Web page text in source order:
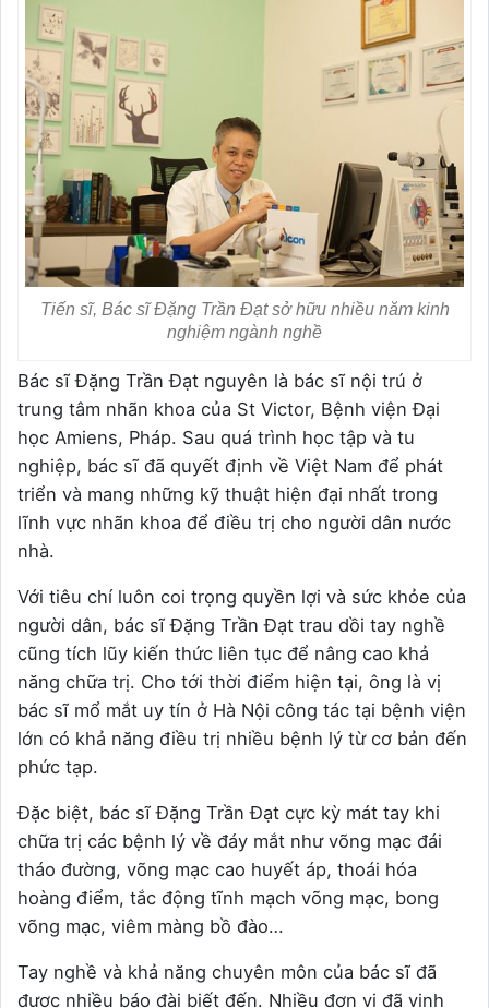
Tiến sĩ, Bác sĩ Đặng Trần Đạt sở hữu nhiều năm kinh
nghiệm ngành nghề
Bác sĩ Đặng Trần Đạt nguyên là bác sĩ nội trú ở
trung tâm nhãn khoa của St Victor, Bệnh viện Đại
học Amiens, Pháp. Sau quá trình học tập và tu
nghiệp, bác sĩ đã quyết định về Việt Nam để phát
triển và mang những kỹ thuật hiện đại nhất trong
lĩnh vực nhãn khoa để điều trị cho người dân nước
nhà.
Với tiêu chí luôn coi trọng quyền lợi và sức khỏe của
người dân, bác sĩ Đặng Trần Đạt trau dồi tay nghề
cũng tích lũy kiến thức liên tục để nâng cao khả
năng chữa trị. Cho tới thời điểm hiện tại, ông là vị
bác sĩ mổ mắt uy tín ở Hà Nội công tác tại bệnh viện
lớn có khả năng điều trị nhiều bệnh lý từ cơ bản đến
phức tạp.
Đặc biệt, bác sĩ Đặng Trần Đạt cực kỳ mát tay khi
chữa trị các bệnh lý về đáy mắt như võng mạc đái
tháo đường, võng mạc cao huyết áp, thoái hóa
hoàng điểm, tắc động tĩnh mạch võng mạc, bong
võng mạc, viêm màng bồ đào…
Tay nghề và khả năng chuyên môn của bác sĩ đã
được nhiều báo đài biết đến. Nhiều đơn vị đã vinh